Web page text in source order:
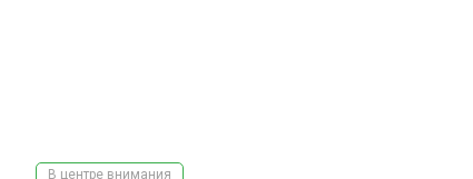
В центре внимания